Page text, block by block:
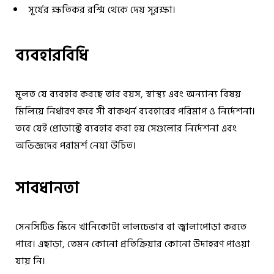
সূর্যের ক্ষতিকর রশ্মি থেকে দেয় সুরক্ষা।
ব্যবহারবিধি
মূলত যে ব্যবহার করছে তার বয়স, স্বাস্থ্য এবং অন্যান্য বিষয়
মিলিয়ে নির্ধারণ করে সী বাকথর্ন ব্যবহারের পরিমাপ ও নির্দেশনা।
তবে যেই প্রোডাক্টে ব্যবহার করা হয় সেগুলোর নির্দেশনা এবং
অভিজ্ঞদের পরামর্শ নেয়া উচিত।
সাবধানতা
সেনসিটিভ স্কিনে খানিকোটা লালচেভাব বা জ্বালাপোড়া করতে
পারে। এছাড়া, তেমন কোনো প্রতিক্রিয়ার কোনো উদাহরণ পাওয়া
যায় নি।